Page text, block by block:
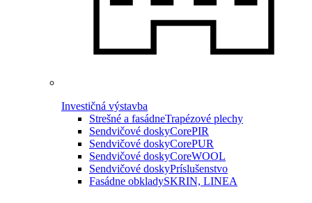
Investičná výstavba
Strešné a fasádneTrapézové plechy
Sendvičové doskyCorePIR
Sendvičové doskyCorePUR
Sendvičové doskyCoreWOOL
Sendvičové doskyPríslušenstvo
Fasádne obkladySKRIN, LINEA